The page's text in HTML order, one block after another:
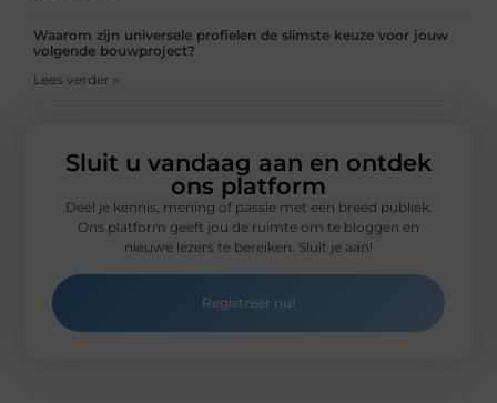
Waarom zijn universele profielen de slimste keuze voor jouw
volgende bouwproject?
Lees verder »
Sluit u vandaag aan en ontdek
ons platform
Deel je kennis, mening of passie met een breed publiek.
Ons platform geeft jou de ruimte om te bloggen en
nieuwe lezers te bereiken. Sluit je aan!
Registreer nu!